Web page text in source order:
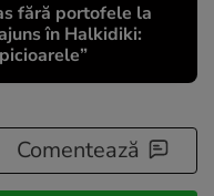
fără portofele la
în Halkidiki:
Comentează